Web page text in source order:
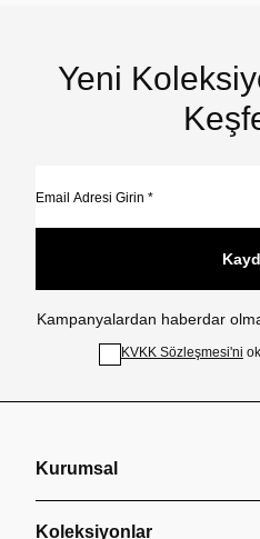
Yeni
Kampanyalardan haberdar
KVKK Sözleşmesi'ni
Kurumsal
Koleksiyonlar